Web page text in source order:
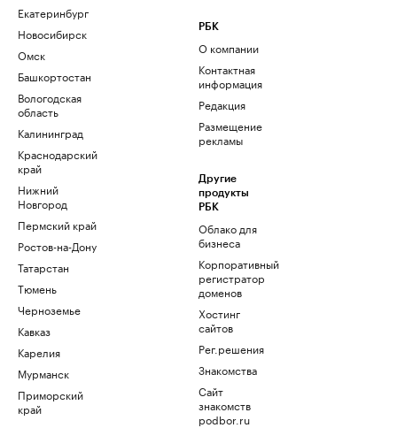
Екатеринбург
Новосибирск
Омск
Башкортостан
Вологодская
область
Калининград
Краснодарский
край
Нижний
Новгород
Пермский край
Ростов-на-Дону
Татарстан
Тюмень
Черноземье
Кавказ
Карелия
Мурманск
Приморский
край
РБК
О компании
Контактная
информация
Редакция
Размещение
рекламы
Другие
продукты
РБК
Облако для
бизнеса
Корпоративный
регистратор
доменов
Хостинг
сайтов
Рег.решения
Знакомства
Сайт
знакомств
podbor.ru